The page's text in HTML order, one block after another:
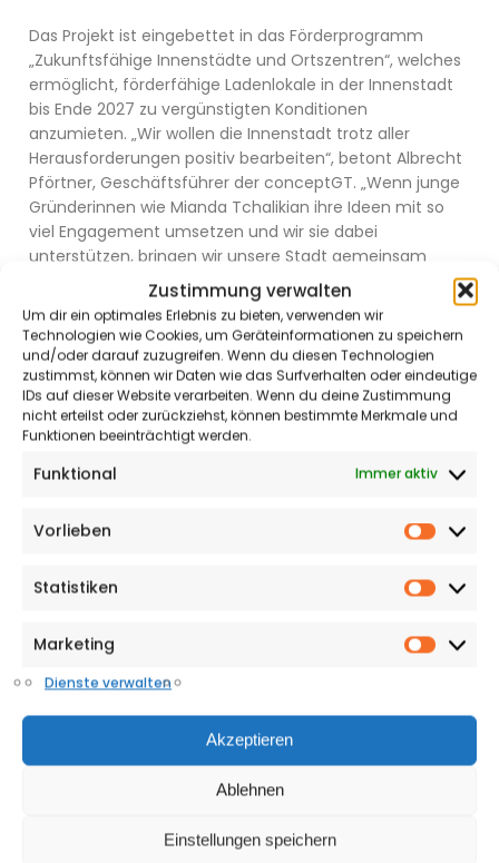
Zustimmung verwalten
Um dir ein optimales Erlebnis zu bieten, verwenden wir
Technologien wie Cookies, um Geräteinformationen zu speichern
und/oder darauf zuzugreifen. Wenn du diesen Technologien
zustimmst, können wir Daten wie das Surfverhalten oder eindeutige
IDs auf dieser Website verarbeiten. Wenn du deine Zustimmung
nicht erteilst oder zurückziehst, können bestimmte Merkmale und
Funktionen beeinträchtigt werden.
Funktional Immer aktiv
Vorlieben
Statistiken
Marketing
Dienste verwalten
Akzeptieren
Ablehnen
Einstellungen speichern
Das Projekt ist eingebettet in das Förderprogramm
„Zukunftsfähige Innenstädte und Ortszentren“, welches
ermöglicht, förderfähige Ladenlokale in der Innenstadt
bis Ende 2027 zu vergünstigten Konditionen
anzumieten. „Wir wollen die Innenstadt trotz aller
Herausforderungen positiv bearbeiten“, betont Albrecht
Pförtner, Geschäftsführer der conceptGT. „Wenn junge
Gründerinnen wie Mianda Tchalikian ihre Ideen mit so
viel Engagement umsetzen und wir sie dabei
unterstützen, bringen wir unsere Stadt gemeinsam
Schritt für Schritt nach vorne.“ Dass dieses Projekt an
einer so prominenten Adresse möglich ist, beruhe, so
Pförtner, auf der engen Zusammenarbeit von
Eigentümer, Makler, Stagerin und städtischer Tochter.
Einladung an alle Interessenten
Interessierte können das Ladenlokal in der Berliner
der Gestaltung inspirieren lassen. Wer eine konkrete
kann, wendet sich an Kaup Immobilien für weitere
Förderprogramm und zu weiteren
Unterstützungsangeboten rund um die Gründung in der
zur Seite.
Kaup Immobilien: info@kaup-immobilien.de | Tel. 05241
33050
conceptGT: Katharina Frenser | k.frenser@conceptgt.de
| Tel. 05241 822978